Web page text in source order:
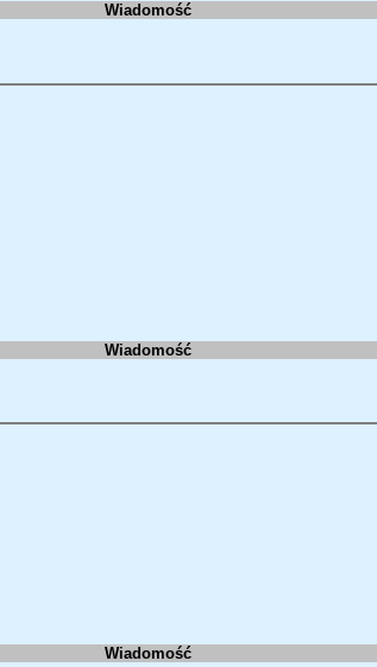
Wiadomość
Wiadomość
Wiadomość